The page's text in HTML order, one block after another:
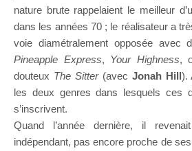
nature brute rappelaient le meilleur
dans les années 70 ; le réalisateur a
voie diamétralement opposée avec
Pineapple Express, Your Highness,
douteux The Sitter(avec Jonah Hill).
les deux genres dans lesquels ces
s’inscrivent.
Quand l’année dernière, il
indépendant, pas encore proche de